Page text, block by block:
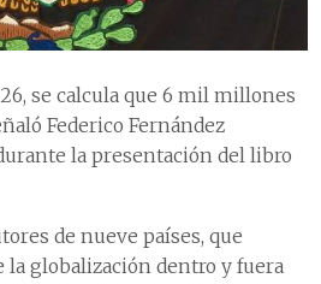
se calcula que 6 mil millones
Federico Fernández
la presentación del libro
de nueve países, que
la globalización dentro y fuera